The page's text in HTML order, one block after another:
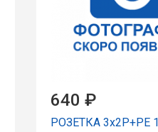
640 ₽
РОЗЕТКА 3х2Р+РЕ